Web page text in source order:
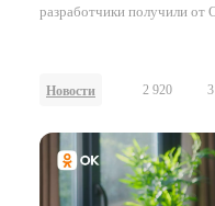
разработчики получили
Новости 2 920